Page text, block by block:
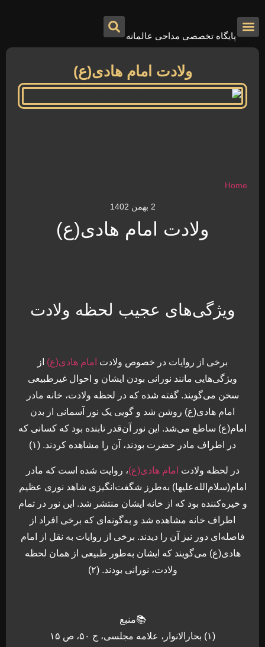
پایگاه تخصصی مداحی عالمانه
ولادت امام هادی(ع)
Home
2 بهمن 1402
ولادت امام هادی(ع)
ویژگی‌های عجیب لحظه ولادت
برخی از روایات در خصوص ولادت امام هادی(ع) از
ویژگی‌هایی مانند نورانی بودن ایشان و احوال غیرطبیعی
سخن می‌گویند. گفته شده که در لحظه ولادت، خانه مادر
امام هادی(ع) روشن شد و گویی یک نور آسمانی از بدن
امام(ع) ساطع می‌شد. این نور آن‌قدر تابنده بود که کسانی که
در اطراف مادر حضرت بودند، آن را مشاهده کردند. (۱)
در لحظه ولادت امام هادی(ع)، روایت شده است که مادر
امام(سلام‌الله‌علیها) به‌طرز شگفت‌انگیزی شاهد نوری عظیم
و خیره‌کننده بود که از خانه ایشان منتشر شد. این نور در تمام
اطراف خانه مشاهده شد و به‌گونه‌ای که برخی افراد از
فاصله‌ای دور نیز آن را دیدند. برخی از روایات به نقل از امام
هادی(ع) می‌گویند که ایشان به‌طور طبیعی از همان لحظه
ولادت، نورانی بودند. (۲)
📚منبع
(۱) بحارالانوار، علامه مجلسی، ج ۵۰، ص ۱۵